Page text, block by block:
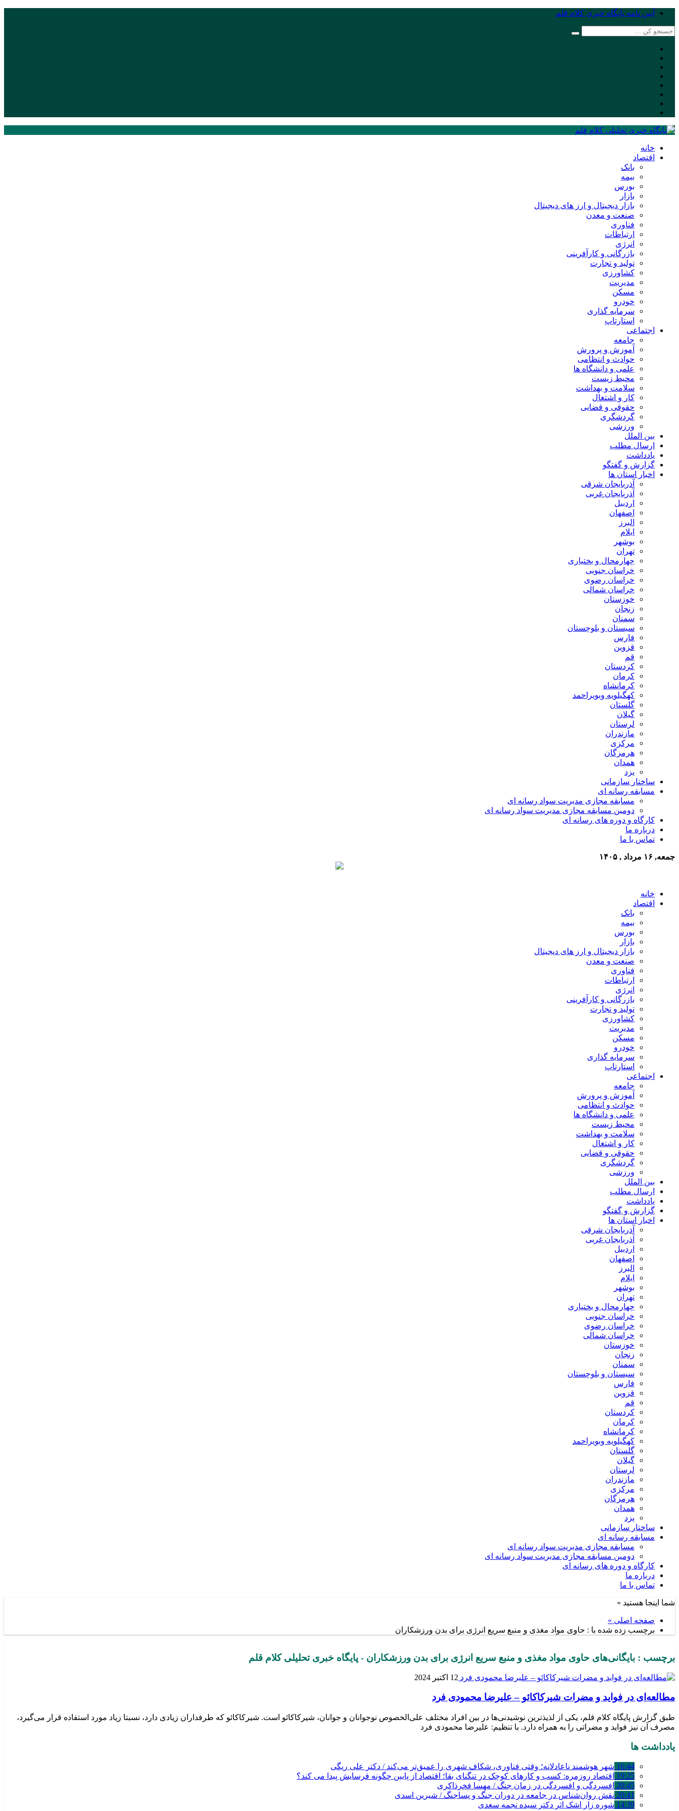
آیین نامه پایگاه خبری کلام قلم
خانه
اقتصاد
بانک
بیمه
بورس
بازار
بازار دیجیتال و ارز های دیجیتال
صنعت و معدن
فناوری
ارتباطات
انرژی
بازرگانی و کارآفرینی
تولید و تجارت
کشاورزی
مدیریت
مسکن
خودرو
سرمایه گذاری
استارتاپ
اجتماعی
جامعه
آموزش و پرورش
حوادث و انتظامی
علمی و دانشگاه ها
محیط زیست
سلامت و بهداشت
کار و اشتغال
حقوقی و قضایی
گردشگری
ورزشی
بین الملل
ارسال مطلب
یادداشت
گزارش و گفتگو
اخبار استان ها
آذربایجان شرقی
آذربایجان غربی
اردبیل
اصفهان
البرز
ایلام
بوشهر
تهران
چهارمحال و بختیاری
خراسان جنوبی
خراسان رضوی
خراسان شمالی
خوزستان
زنجان
سمنان
سیستان و بلوچستان
فارس
قزوین
قم
کردستان
کرمان
کرمانشاه
کهگیلویه وبویراحمد
گلستان
گیلان
لرستان
مازندران
مرکزی
هرمزگان
همدان
یزد
ساختار سازمانی
مسابقه رسانه ای
مسابقه مجازی مدیریت سواد رسانه ای
دومین مسابقه مجازی مدیریت سواد رسانه ای
کارگاه و دوره های رسانه ای
درباره ما
تماس با ما
جمعه, ۱۶ مرداد , ۱۴۰۵
خانه
اقتصاد
بانک
بیمه
بورس
بازار
بازار دیجیتال و ارز های دیجیتال
صنعت و معدن
فناوری
ارتباطات
انرژی
بازرگانی و کارآفرینی
تولید و تجارت
کشاورزی
مدیریت
مسکن
خودرو
سرمایه گذاری
استارتاپ
اجتماعی
جامعه
آموزش و پرورش
حوادث و انتظامی
علمی و دانشگاه ها
محیط زیست
سلامت و بهداشت
کار و اشتغال
حقوقی و قضایی
گردشگری
ورزشی
بین الملل
ارسال مطلب
یادداشت
گزارش و گفتگو
اخبار استان ها
آذربایجان شرقی
آذربایجان غربی
اردبیل
اصفهان
البرز
ایلام
بوشهر
تهران
چهارمحال و بختیاری
خراسان جنوبی
خراسان رضوی
خراسان شمالی
خوزستان
زنجان
سمنان
سیستان و بلوچستان
فارس
قزوین
قم
کردستان
کرمان
کرمانشاه
کهگیلویه وبویراحمد
گلستان
گیلان
لرستان
مازندران
مرکزی
هرمزگان
همدان
یزد
ساختار سازمانی
مسابقه رسانه ای
مسابقه مجازی مدیریت سواد رسانه ای
دومین مسابقه مجازی مدیریت سواد رسانه ای
کارگاه و دوره های رسانه ای
درباره ما
تماس با ما
شما اینجا هستید »
صفحه اصلی »
برچسب زده شده با : حاوی مواد مغذی و منبع سریع انرژی برای بدن ورزشکاران
برچسب : بایگانی‌های حاوی مواد مغذی و منبع سریع انرژی برای بدن ورزشکاران - پایگاه خبری تحلیلی کلام قلم
12 اکتبر 2024
مطالعه‌ای در فواید و مضرات شیرکاکائو – علیرضا محمودی فرد
طبق گزارش پایگاه کلام قلم، یکی از لذیذترین نوشیدنی‌ها در بین افراد مختلف علی‌الخصوص نوجوانان و جوانان، شیرکاکائو است. شیرکاکائو که طرفداران زیادی دارد، نسبتا زیاد مورد استفاده قرار می‌گیرد،
مصرف آن نیز فواید و مضراتی را به همراه دارد. با تنظیم: علیرضا محمودی فرد
یادداشت ها
16:44 شهر هوشمند ناعادلانه؛ وقتی فناوری، شکاف شهری را عمیق‌تر می‌کند / دکتر علی ریگی
19:25 اقتصاد روزمره: کسب‌ و کارهای کوچک در تنگنای بقا؛ اقتصاد از پایین چگونه فرسایش پیدا می کند؟
20:45 افسردگی و افسردگی در زمان جنگ / مهسا فخرذاکری
20:41 نقش روان‌شناس در جامعه در دوران جنگ و پساجنگ / شیرین اسدی
14:39 شوره زار اشک اثر دکتر سیده نجمه سعدی